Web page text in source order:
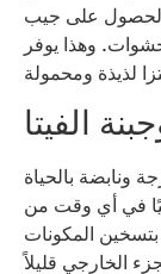
الحصول على جيب
وهذا يوفر
الفيتا
ونابضة بالحياة
في أي وقت من
المكونات